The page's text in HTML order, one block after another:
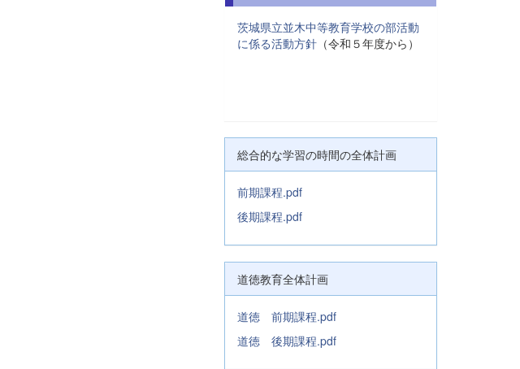
茨城県立並木中等教育学校の部活動
に係る活動方針（令和５年度から）
総合的な学習の時間の全体計画
前期課程.pdf
後期課程.pdf
道徳教育全体計画
道徳 前期課程.pdf
道徳 後期課程.pdf